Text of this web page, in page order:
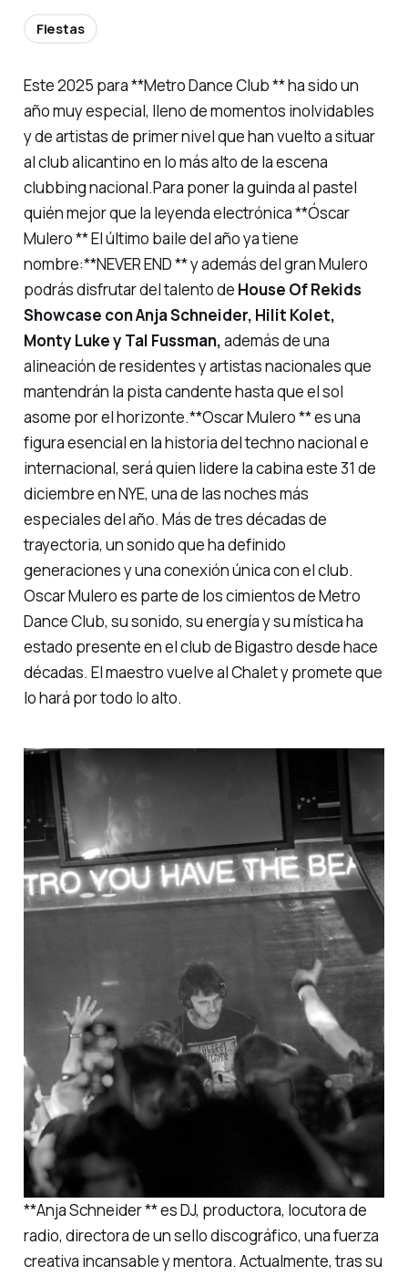
Este 2025 para **Metro Dance Club ** ha sido un
año muy especial, lleno de momentos inolvidables
y de artistas de primer nivel que han vuelto a situar
al club alicantino en lo más alto de la escena
clubbing nacional.Para poner la guinda al pastel
quién mejor que la leyenda electrónica **Óscar
Mulero ** El último baile del año ya tiene
nombre:**NEVER END ** y además del gran Mulero
podrás disfrutar del talento de House Of Rekids
Showcase con Anja Schneider, Hilit Kolet,
Monty Luke y Tal Fussman,además de una
alineación de residentes y artistas nacionales que
mantendrán la pista candente hasta que el sol
asome por el horizonte.**Oscar Mulero ** es una
figura esencial en la historia del techno nacional e
internacional, será quien lidere la cabina este 31 de
diciembre en NYE, una de las noches más
especiales del año. Más de tres décadas de
trayectoria, un sonido que ha definido
generaciones y una conexión única con el club.
Oscar Mulero es parte de los cimientos de Metro
Dance Club, su sonido, su energía y su mística ha
estado presente en el club de Bigastro desde hace
décadas. El maestro vuelve al Chalet y promete que
lo hará por todo lo alto.
**Anja Schneider ** es DJ, productora, locutora de
radio, directora de un sello discográfico, una fuerza
creativa incansable y mentora. Actualmente, tras su
Fiestas